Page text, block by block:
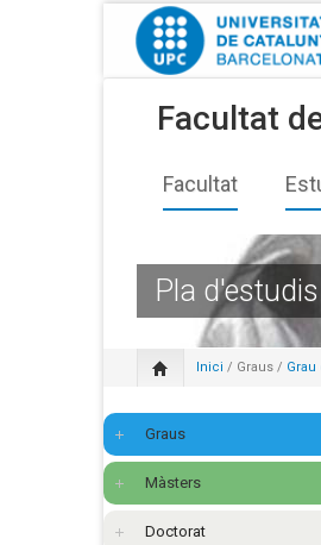
Facultat
Facultat
Pla
Inici / Graus /
Graus
Màsters
Doctorat